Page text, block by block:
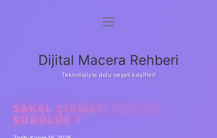
Anasayfa
Yasal Uyarı
menüyü
Dijital Macera Rehberi
Teknolojiyle dolu neşeli keşifler!
SAKAL ÇIKMASI IÇIN NE
SÜRÜLÜR ?